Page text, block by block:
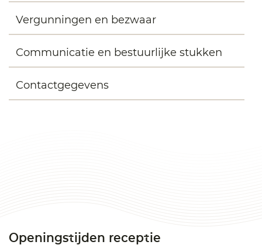
Vergunningen en bezwaar
Communicatie en bestuurlijke stukken
Contactgegevens
Openingstijden receptie